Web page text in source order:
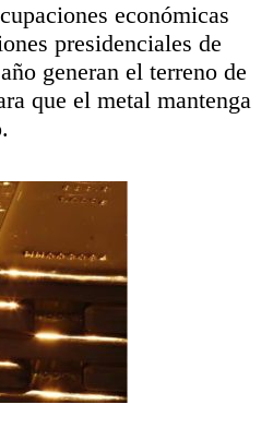
económicas
presidenciales de
generan el terreno de
que el metal mantenga